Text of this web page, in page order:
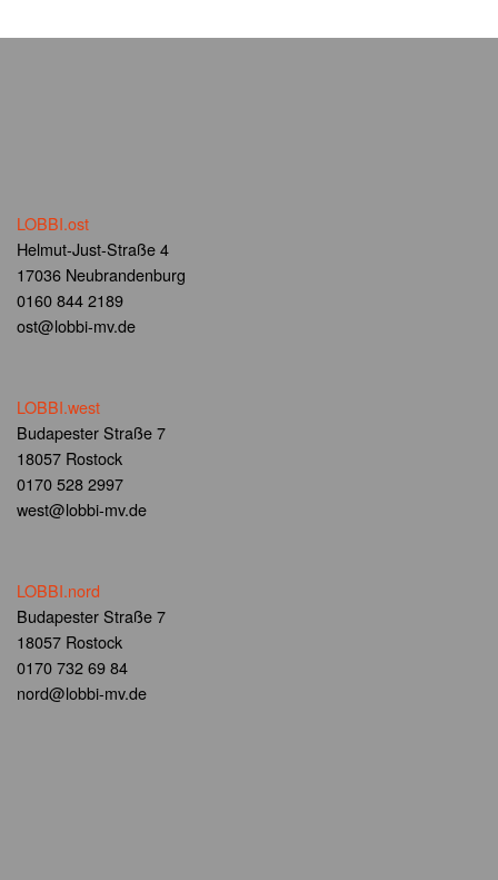
LOBBI.ost
Helmut-Just-Straße 4
17036 Neubrandenburg
0160 844 2189
ost@lobbi-mv.de
LOBBI.west
Budapester Straße 7
18057 Rostock
0170 528 2997
west@lobbi-mv.de
LOBBI.nord
Budapester Straße 7
18057 Rostock
0170 732 69 84
nord@lobbi-mv.de